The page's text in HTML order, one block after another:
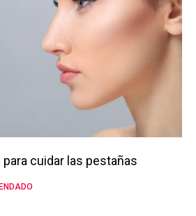
cuidar las pestañas